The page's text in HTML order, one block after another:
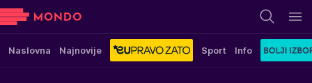
Naslovna Najnovije Sport Info